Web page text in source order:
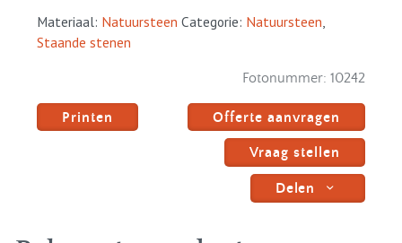
Materiaal: Natuursteen Categorie: Natuursteen
Staande stenen
Fotonummer: 10242
Offerte aanvragen
Vraag stellen
Delen
Printen